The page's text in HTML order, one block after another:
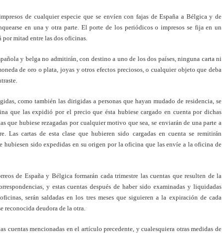
de cualquier especie que se envíen con fajas de España a Bélgica y de
en una y otra parte. El porte de los periódicos o impresos se fija en un
mitad entre las dos oficinas.
y belga no admitirán, con destino a uno de los dos países, ninguna carta ni
de oro o plata, joyas y otros efectos preciosos, o cualquier objeto que deba
como también las dirigidas a personas que hayan mudado de residencia, se
que las expidió por el precio que ésta hubiese cargado en cuenta por dichas
que hubiese rezagadas por cualquier motivo que sea, se enviarán de una parte a
Las cartas de esta clase que hubieren sido cargadas en cuenta se remitirán
hubiesen sido expedidas en su origen por la oficina que las envíe a la oficina de
de España y Bélgica formarán cada trimestre las cuentas que resulten de la
y estas cuentas después de haber sido examinadas y liquidadas
serán saldadas en los tres meses que siguieren a la expiración de cada
reconocida deudora de la otra.
cuentas mencionadas en el artículo precedente, y cualesquiera otras medidas de